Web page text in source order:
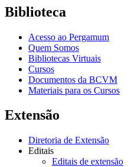
Biblioteca
Acesso ao Pergamum
Quem Somos
Bibliotecas Virtuais
Cursos
Documentos da BCVM
Materiais para os Cursos
Extensão
Diretoria de Extensão
Editais
Editais de extensão